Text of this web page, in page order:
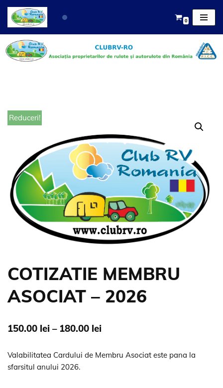
Sari
conținut
0
Reduceri!
COTIZATIE MEMBRU
ASOCIAT – 2026
150.00 lei – 180.00 lei
Valabilitatea Cardului de Membru Asociat este pana la
sfarsitul anului 2026.